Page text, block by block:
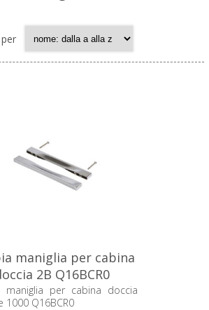
maniglia per cabina
2B Q16BCR0
maniglia per cabina doccia
1000 Q16BCR0